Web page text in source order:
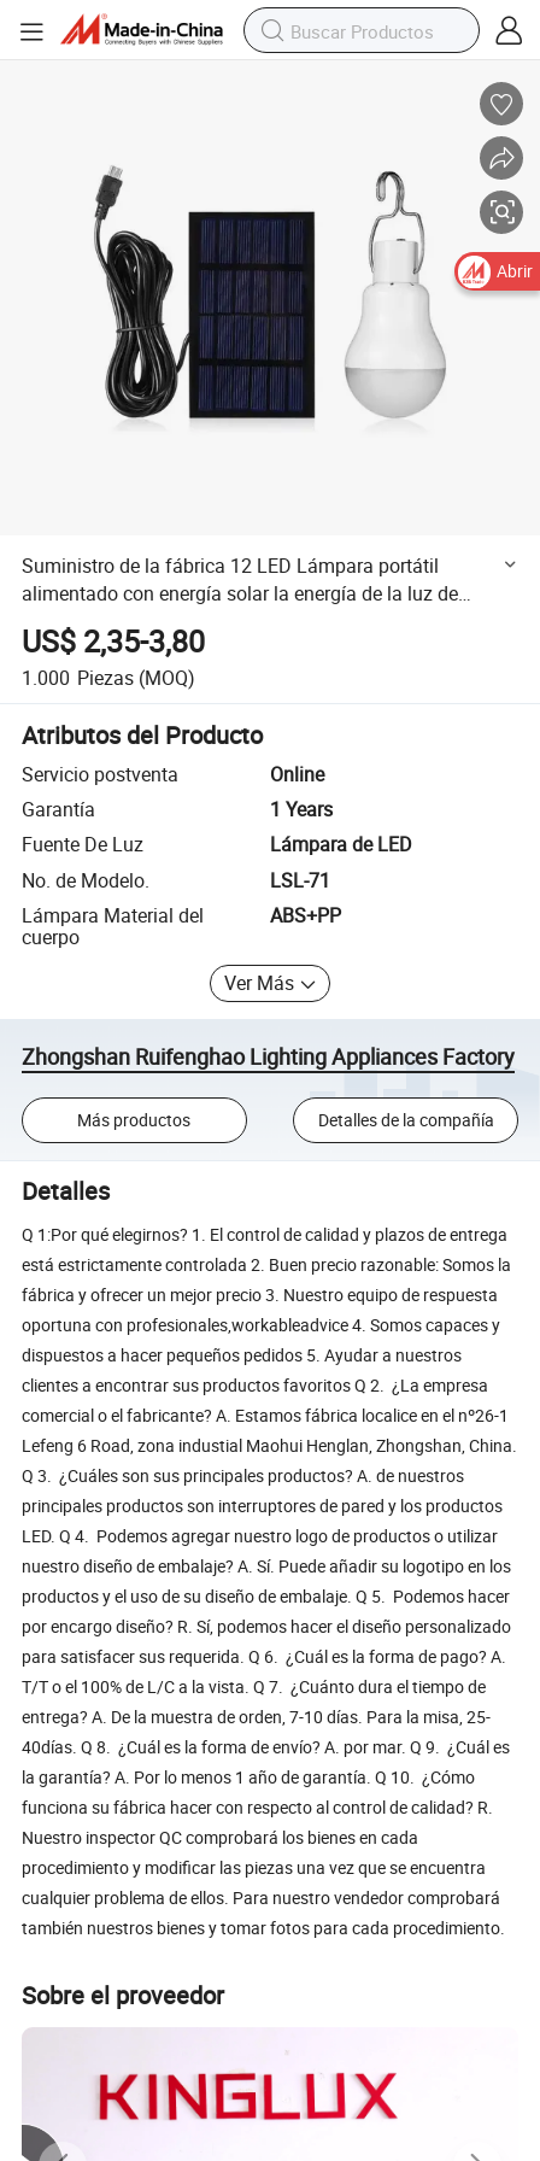
Suministro de la fábrica 12 LED Lámpara portátil
alimentado con energía solar la energía de la luz de
lámpara de luz LED Linterna
US$ 2,35-3,80
1.000 Piezas (MOQ)
Atributos del Producto
Servicio postventa
Online
Garantía
1 Years
Fuente De Luz
Lámpara de LED
No. de Modelo.
LSL-71
Lámpara Material del
cuerpo
ABS+PP
Ver Más
Zhongshan Ruifenghao Lighting Appliances Factory
Más productos Detalles de la compañía
Detalles
Q 1:Por qué elegirnos? 1. El control de calidad y plazos de entrega
está estrictamente controlada 2. Buen precio razonable: Somos la
fábrica y ofrecer un mejor precio 3. Nuestro equipo de respuesta
oportuna con profesionales,workableadvice 4. Somos capaces y
dispuestos a hacer pequeños pedidos 5. Ayudar a nuestros
clientes a encontrar sus productos favoritos Q 2. ¿La empresa
comercial o el fabricante? A. Estamos fábrica localice en el nº26-1
Lefeng 6 Road, zona industial Maohui Henglan, Zhongshan, China.
Q 3. ¿Cuáles son sus principales productos? A. de nuestros
principales productos son interruptores de pared y los productos
LED. Q 4. Podemos agregar nuestro logo de productos o utilizar
nuestro diseño de embalaje? A. Sí. Puede añadir su logotipo en los
productos y el uso de su diseño de embalaje. Q 5. Podemos hacer
por encargo diseño? R. Sí, podemos hacer el diseño personalizado
para satisfacer sus requerida. Q 6. ¿Cuál es la forma de pago? A.
T/T o el 100% de L/C a la vista. Q 7. ¿Cuánto dura el tiempo de
entrega? A. De la muestra de orden, 7-10 días. Para la misa, 25-
40días. Q 8. ¿Cuál es la forma de envío? A. por mar. Q 9. ¿Cuál es
la garantía? A. Por lo menos 1 año de garantía. Q 10. ¿Cómo
funciona su fábrica hacer con respecto al control de calidad? R.
Nuestro inspector QC comprobará los bienes en cada
procedimiento y modificar las piezas una vez que se encuentra
cualquier problema de ellos. Para nuestro vendedor comprobará
también nuestros bienes y tomar fotos para cada procedimiento.
Sobre el proveedor
Abrir